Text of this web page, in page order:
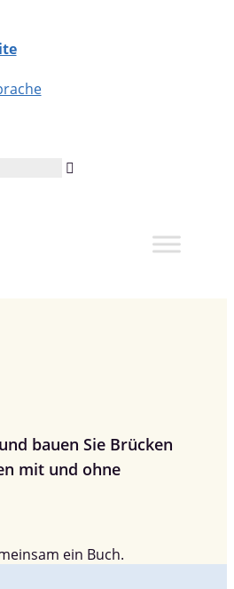
bauen Sie Brücken
mit und ohne